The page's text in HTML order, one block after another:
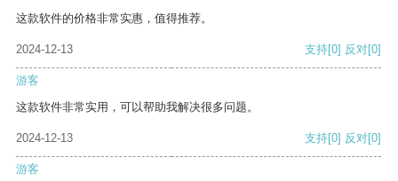
这款软件的价格非常实惠，值得推荐。
2024-12-13 支持[0] 反对[0]
游客
这款软件非常实用，可以帮助我解决很多问题。
2024-12-13 支持[0] 反对[0]
游客